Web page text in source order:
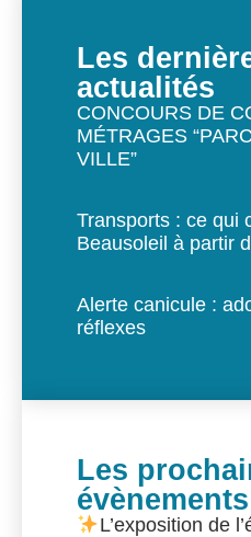
Les
actualités
CONCOURS DE
MÉTRAGES
VILLE”
Transports : ce qui
Beausoleil à partir
Alerte canicule :
réflexes
Les
évènements
L’exposition de